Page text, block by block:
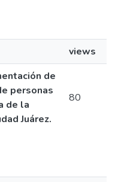
views
de
personas
de la
Juárez.
80